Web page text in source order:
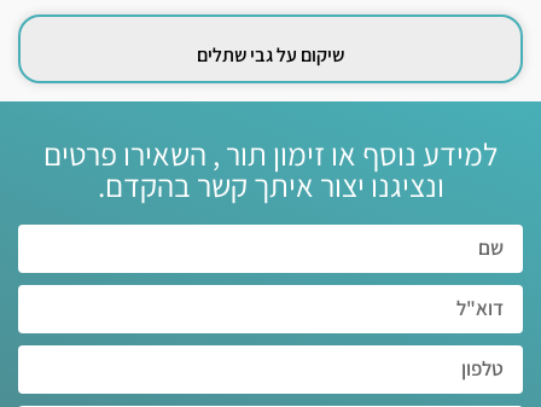
שיקום על גבי שתלים
למידע נוסף או זימון תור , השאירו פרטים
ונציגנו יצור איתך קשר בהקדם.‏